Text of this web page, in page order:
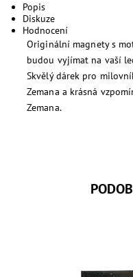
Popis
Diskuze
Hodnocení
Originální magnety s
budou vyjímat na vaší
Skvělý dárek pro
Zemana a krásná
Zemana.